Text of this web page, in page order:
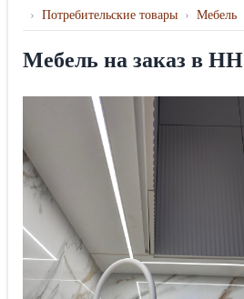
› Потребительские товары › Мебель
Мебель на заказ в НН